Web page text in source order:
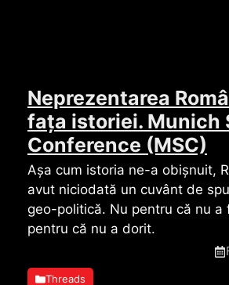
Neprezentarea
fața istoriei. Munich
Conference (MSC)
Așa cum istoria ne-a obișnuit,
avut niciodată un cuvânt de
geo-politică. Nu pentru că nu a
pentru că nu a dorit.
Threads